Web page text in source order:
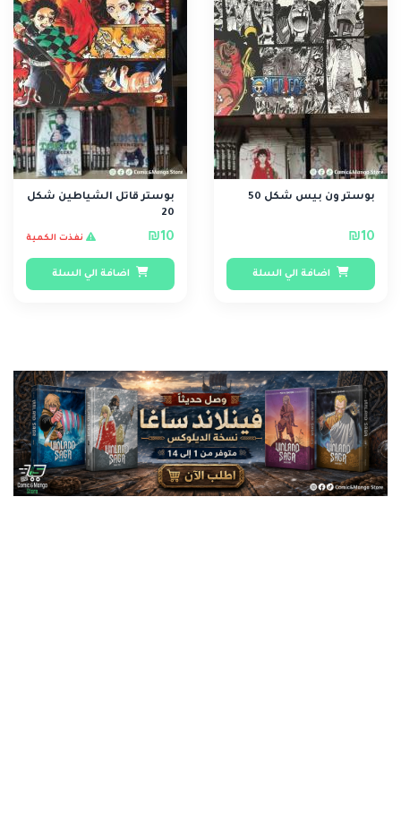
بوستر ون بيس شكل 50
₪10
اضافة الي السلة
بوستر قاتل الشياطين شكل
20
₪10 نفذت الكمية
اضافة الي السلة